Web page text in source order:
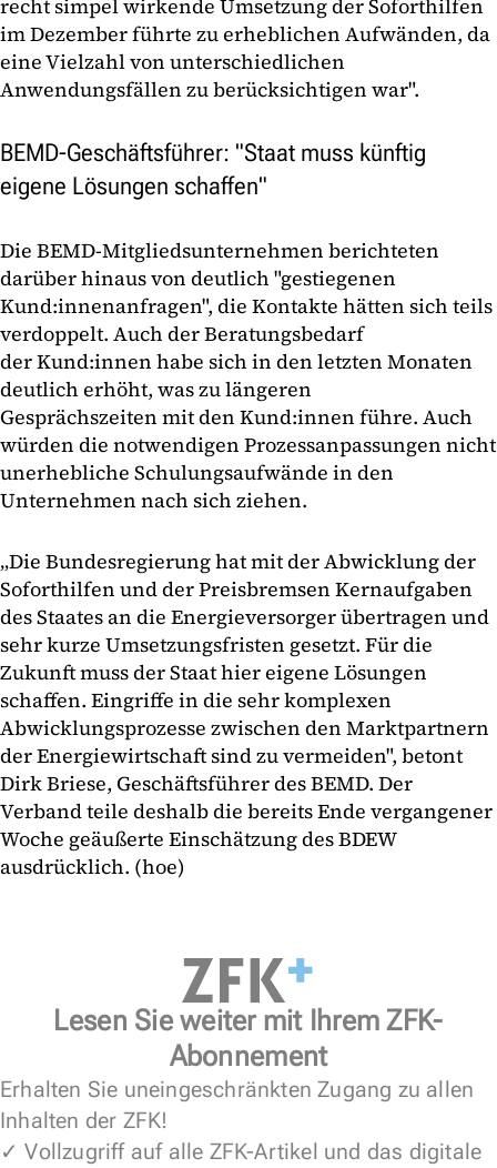
recht simpel wirkende Umsetzung der Soforthilfen
im Dezember führte zu erheblichen Aufwänden, da
eine Vielzahl von unterschiedlichen
Anwendungsfällen zu berücksichtigen war".
BEMD-Geschäftsführer: "Staat muss künftig
eigene Lösungen schaffen"
Die BEMD-Mitgliedsunternehmen berichteten
darüber hinaus von deutlich "gestiegenen
Kund:innenanfragen", die Kontakte hätten sich teils
verdoppelt. Auch der Beratungsbedarf
der Kund:innen habe sich in den letzten Monaten
deutlich erhöht, was zu längeren
Gesprächszeiten mit den Kund:innen führe. Auch
würden die notwendigen Prozessanpassungen nicht
unerhebliche Schulungsaufwände in den
Unternehmen nach sich ziehen.
„Die Bundesregierung hat mit der Abwicklung der
Soforthilfen und der Preisbremsen Kernaufgaben
des Staates an die Energieversorger übertragen und
sehr kurze Umsetzungsfristen gesetzt. Für die
Zukunft muss der Staat hier eigene Lösungen
schaffen. Eingriffe in die sehr komplexen
Abwicklungsprozesse zwischen den Marktpartnern
der Energiewirtschaft sind zu vermeiden", betont
Dirk Briese, Geschäftsführer des BEMD. Der
Verband teile deshalb die bereits Ende vergangener
Woche geäußerte Einschätzung des BDEW
ausdrücklich. (hoe)
Lesen Sie weiter mit Ihrem ZFK-
Abonnement
Erhalten Sie uneingeschränkten Zugang zu allen
Inhalten der ZFK!
✓ Vollzugriff auf alle ZFK-Artikel und das digitale